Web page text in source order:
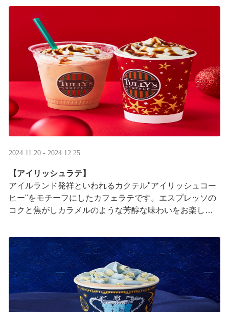
2024.11.20 - 2024.12.25
【アイリッシュラテ】
アイルランド発祥といわれるカクテル"アイリッシュコー
ヒー"をモチーフにしたカフェラテです。エスプレッソの
コクと焦がしカラメルのような芳醇な味わいをお楽しみ
※アルコールは使用しておりません ···